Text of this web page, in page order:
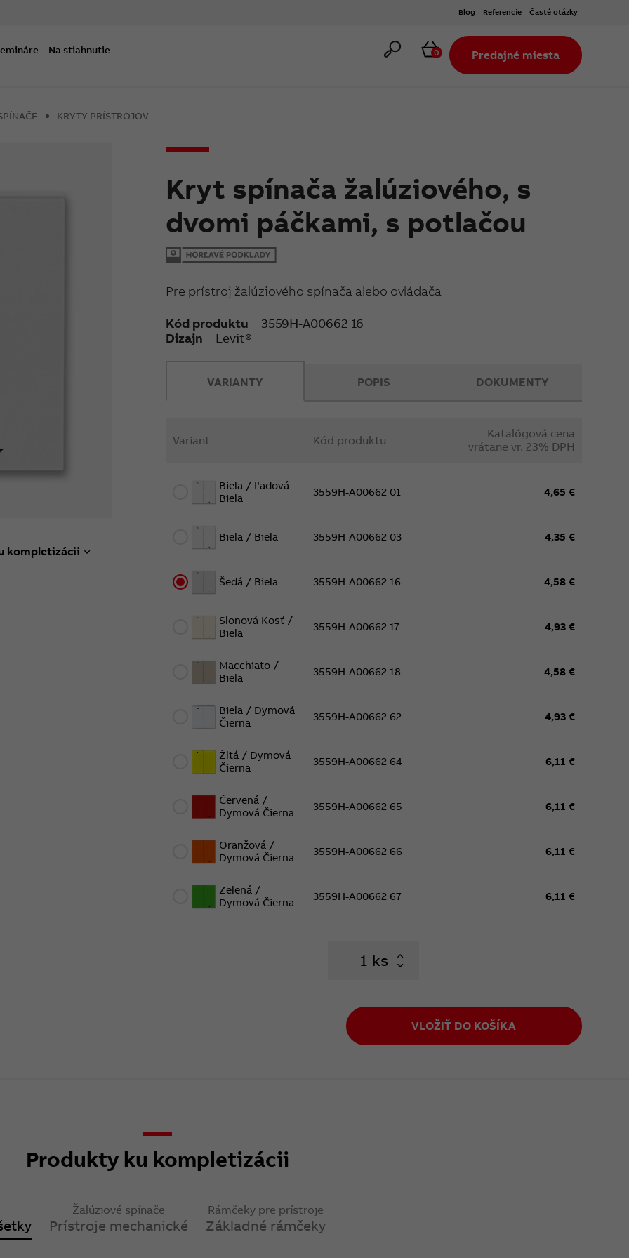
Blog Referencie Časté otázky
Na stiahnutie Hľadať Košík
0 Predajné miesta
KRYTY PRÍSTROJOV
Kryt spínača žalúziového, s
dvomi páčkami, s potlačou
Pre prístroj žalúziového spínača alebo ovládača
Kód produktu
3559H-A00662 16
Dizajn
Levit®
kompletizácii
VARIANTY
Variant Kód produktu
Katalógová cena
vrátane vr. 23% DPH
Biela / Ľadová
Biela
3559H-A00662 01 4,65 €
Biela / Biela 3559H-A00662 03 4,35 €
Šedá / Biela 3559H-A00662 16 4,58 €
Slonová Kosť /
Biela
3559H-A00662 17 4,93 €
Macchiato /
Biela
3559H-A00662 18 4,58 €
Biela / Dymová
Čierna
3559H-A00662 62 4,93 €
Žltá / Dymová
Čierna
3559H-A00662 64 6,11 €
Červená /
Dymová Čierna
3559H-A00662 65 6,11 €
Oranžová /
Dymová Čierna
3559H-A00662 66 6,11 €
Zelená /
Dymová Čierna
3559H-A00662 67 6,11 €
ks
VLOŽIŤ DO KOŠÍKA
POPIS DOKUMENTY
Produkty ku kompletizácii
Žalúziové spínače
Prístroje mechanické
Rámčeky pre prístroje
Základné rámčeky